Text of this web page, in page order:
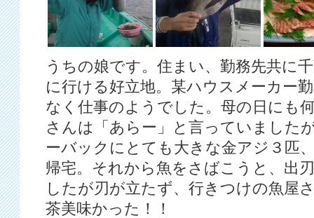
うちの娘です。住まい、勤務先共に
に行ける好立地。某ハウスメーカー
なく仕事のようでした。母の日にも
さんは「あらー」と言っていました
ーバックにとても大きな金アジ３匹
帰宅。それから魚をさばこうと、出
したが刃が立たず、行きつけの魚屋
茶美味かった！！